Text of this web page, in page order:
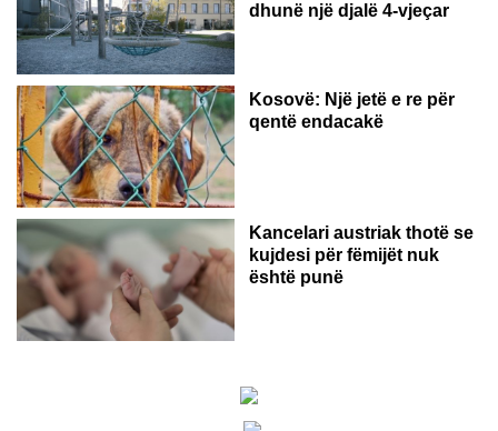
dhunë një djalë 4-vjeçar
Kosovë: Një jetë e re për
qentë endacakë
Kancelari austriak thotë se
kujdesi për fëmijët nuk
është punë